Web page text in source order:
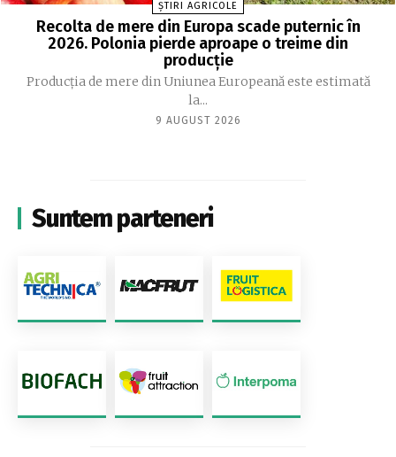
ȘTIRI AGRICOLE
Recolta de mere din Europa scade puternic în
2026. Polonia pierde aproape o treime din
producție
Producția de mere din Uniunea Europeană este estimată
la...
9 AUGUST 2026
Suntem parteneri